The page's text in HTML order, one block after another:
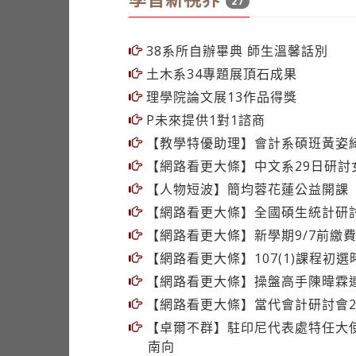
38系所自辦畢典 師生溫馨話別
土木系34專題展頂石成果
理學院論文展13作品得獎
P未來提供1對1諮商
【教學特優助理】會計系碩班黃姿
【網路看更大條】中文系29日研討
【人物短波】簡均蓉花蓮公益開課
【網路看更大條】全國碩生統計研
【網路看更大條】新學期9/7前繳
【網路看更大條】107(1)課程初選
【網路看更大條】操盤高手陳暐霖
【網路看更大條】當代會計研討會
【卓爾不群】駐印尼代表處特任大
南向